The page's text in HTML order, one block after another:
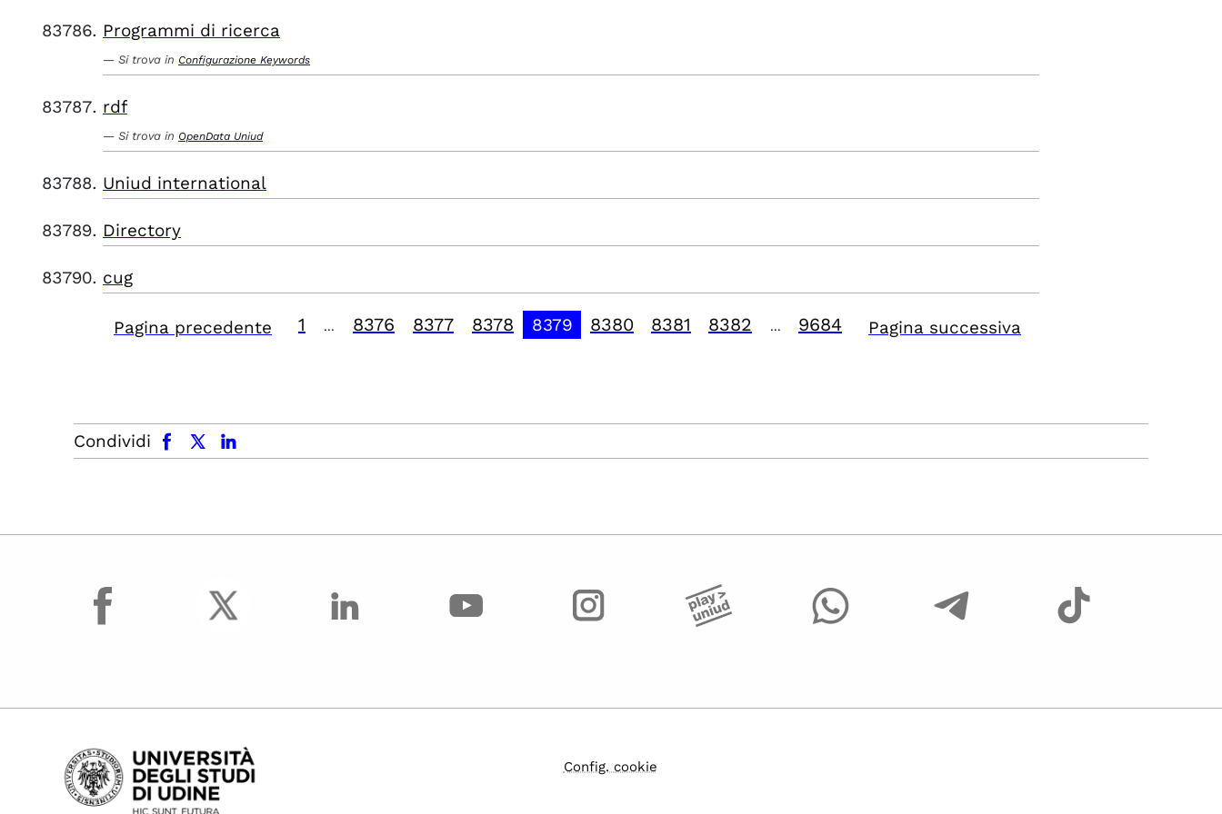
Programmi di ricerca
Si trova in Configurazione Keywords
rdf
Si trova in OpenData Uniud
Uniud international
Directory
cug
Pagina precedente 1 8376 8377 8378 8379 8380 8381 8382 9684 Pagina successiva
Condividi
facebook x.com linkedin
facebook
Config. cookie